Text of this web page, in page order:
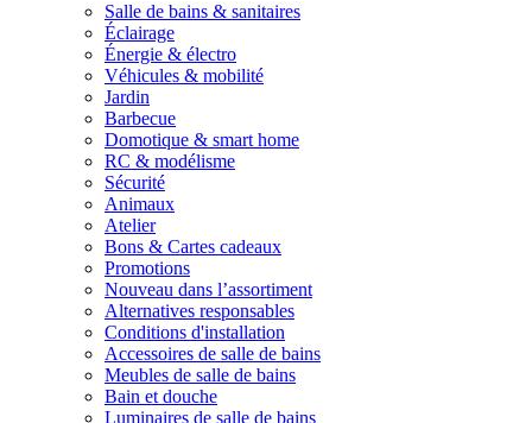
Salle de bains & sanitaires
Éclairage
Énergie & électro
Véhicules & mobilité
Jardin
Barbecue
Domotique & smart home
RC & modélisme
Sécurité
Animaux
Atelier
Bons & Cartes cadeaux
Promotions
Nouveau dans l’assortiment
Alternatives responsables
Conditions d'installation
Accessoires de salle de bains
Meubles de salle de bains
Bain et douche
Luminaires de salle de bains